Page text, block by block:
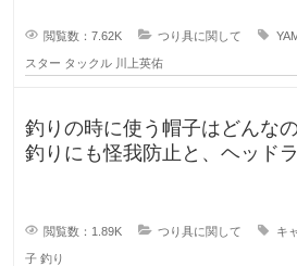
閲覧数：7.62K つり具に関して
スター タックル 川上英佑
釣りの時に使う帽子はどんなの
釣りにも怪我防止と、ヘッド
閲覧数：1.89K つり具に関して キ
子 釣り